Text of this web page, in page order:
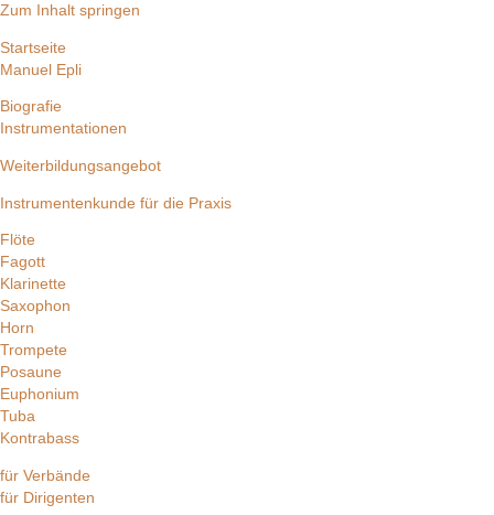
Zum Inhalt springen
Startseite
Manuel Epli
Biografie
Instrumentationen
Weiterbildungsangebot
Instrumentenkunde für die Praxis
Flöte
Fagott
Klarinette
Saxophon
Horn
Trompete
Posaune
Euphonium
Tuba
Kontrabass
für Verbände
für Dirigenten